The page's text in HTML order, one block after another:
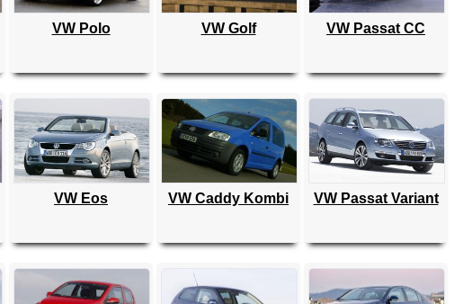
VW Polo VW Golf VW Passat CC
VW Eos VW Caddy Kombi VW Passat Variant